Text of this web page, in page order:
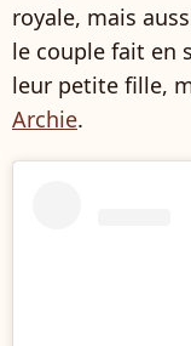
royale, mais
le couple fait en
leur petite fille,
Archie.